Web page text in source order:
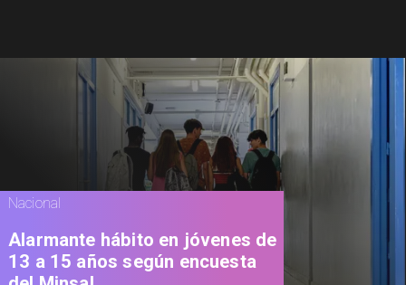
Nacional
Alarmante hábito en jóvenes de
13 a 15 años según encuesta